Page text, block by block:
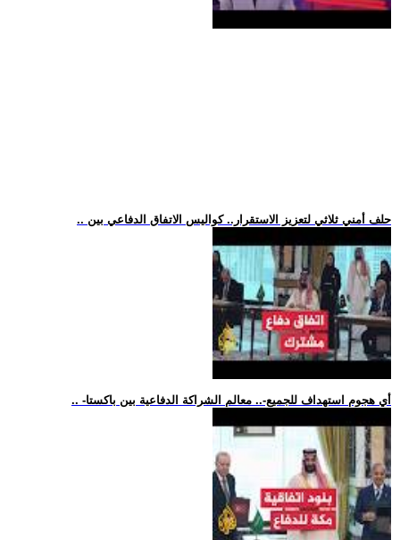
.. حلف أمني ثلاثي لتعزيز الاستقرار.. كواليس الاتفاق الدفاعي بين
.. -أي هجوم استهداف للجميع-.. معالم الشراكة الدفاعية بين باكستا